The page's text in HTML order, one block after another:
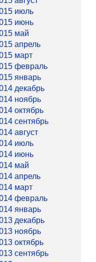
июль
июнь
май
апрель
март
февраль
январь
декабрь
ноябрь
октябрь
сентябрь
август
июль
июнь
май
апрель
март
февраль
январь
декабрь
ноябрь
октябрь
сентябрь